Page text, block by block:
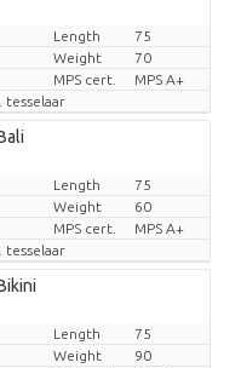
Length
75
Weight
70
MPS cert.
MPS A+
tesselaar
Length
75
Weight
60
MPS cert.
MPS A+
tesselaar
Length
75
Weight
90